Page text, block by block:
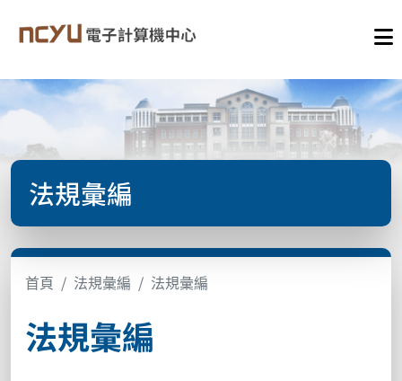
法規彙編
首頁 法規彙編 法規彙編
法規彙編